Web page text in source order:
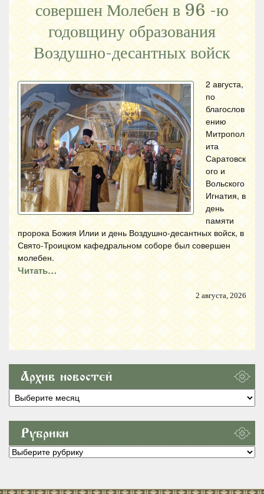
совершен Молебен в 96 -ю
годовщину образования
Воздушно-десантных войск
2 августа,
по
благослов
ению
Митропол
ита
Саратовск
ого и
Вольского
Игнатия, в
день
памяти
пророка Божия Илии и день Воздушно-десантных войск, в
Свято-Троицком кафедральном соборе был совершен
молебен.
Читать…
2 августа, 2026
Архив новостей
Архив
новостей
Рубрики
Рубрики